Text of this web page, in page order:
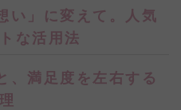
い」に変えて。人気
な活用法
、満足度を左右する